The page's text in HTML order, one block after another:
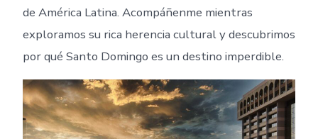
de América Latina. Acompáñenme mientras
exploramos su rica herencia cultural y descubrimos
por qué Santo Domingo es un destino imperdible.